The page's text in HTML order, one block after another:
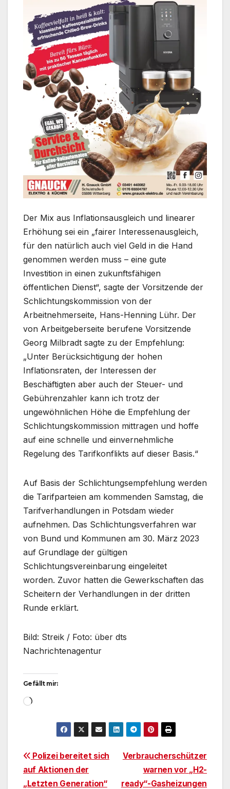
Der Mix aus Inflationsausgleich und linearer
Erhöhung sei ein „fairer Interessenausgleich,
für den natürlich auch viel Geld in die Hand
genommen werden muss – eine gute
Investition in einen zukunftsfähigen
öffentlichen Dienst“, sagte der Vorsitzende der
Schlichtungskommission von der
Arbeitnehmerseite, Hans-Henning Lühr. Der
von Arbeitgeberseite berufene Vorsitzende
Georg Milbradt sagte zu der Empfehlung:
„Unter Berücksichtigung der hohen
Inflationsraten, der Interessen der
Beschäftigten aber auch der Steuer- und
Gebührenzahler kann ich trotz der
ungewöhnlichen Höhe die Empfehlung der
Schlichtungskommission mittragen und hoffe
auf eine schnelle und einvernehmliche
Regelung des Tarifkonflikts auf dieser Basis.“
Auf Basis der Schlichtungsempfehlung werden
die Tarifparteien am kommenden Samstag, die
Tarifverhandlungen in Potsdam wieder
aufnehmen. Das Schlichtungsverfahren war
von Bund und Kommunen am 30. März 2023
auf Grundlage der gültigen
Schlichtungsvereinbarung eingeleitet
worden. Zuvor hatten die Gewerkschaften das
Scheitern der Verhandlungen in der dritten
Runde erklärt.
Bild: Streik / Foto: über dts
Nachrichtenagentur
Gefällt mir:
Wird
Beitragsnavigation
Verbraucherschützer
warnen vor „H2-
ready“-Gasheizungen
Polizei bereitet sich
auf Aktionen der
„Letzten Generation“